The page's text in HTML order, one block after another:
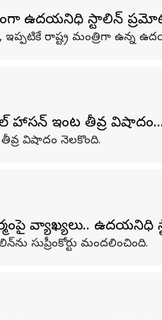
ఉదయనిధి స్టాలిన్‌
రాష్ట్ర మంత్రిగా ఉన్న
హాసన్ ఇంట తీవ్ర
విషాదం నెలకొంది.
వ్యాఖ్యలు.. ఉదయనిధి
సుప్రీంకోర్టు మందలించింది.